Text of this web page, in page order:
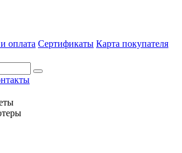
оплата Сертификаты Карта покупателя